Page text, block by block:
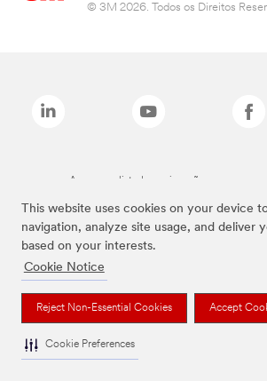
This website uses cookies on your device
navigation, analyze site usage, and deliver
based on your interests.
Cookie Notice
Reject Non-Essential Cookies Accept
Cookie Preferences
© 3M 2026. Todos os Direitos
As marcas listadas a cima são marcas